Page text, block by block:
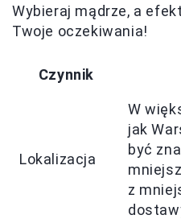
Wybieraj mądrze, a
Twoje oczekiwania!
Czynnik
Lokalizacja
W
jak
być
z